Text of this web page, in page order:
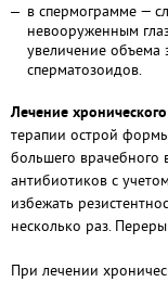
в спермограмме —
невооруженным
увеличение объема
сперматозоидов.
Лечение
терапии острой
большего врачебного
антибиотиков с
избежать
несколько раз.
При лечении